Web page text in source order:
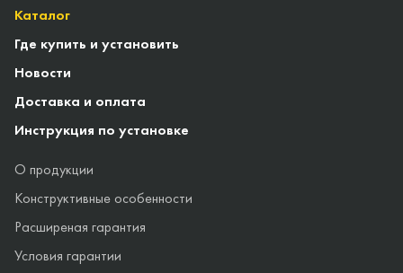
Каталог
Где купить и установить
Новости
Доставка и оплата
Инструкция по установке
О продукции
Конструктивные особенности
Расширеная гарантия
Условия гарантии